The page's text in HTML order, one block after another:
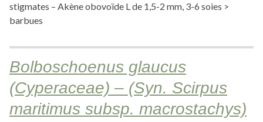
stigmates – Akène obovoïde L de 1,5-2 mm, 3-6 soies >
barbues
Bolboschoenus glaucus
(Cyperaceae) – (Syn. Scirpus
maritimus subsp. macrostachys)